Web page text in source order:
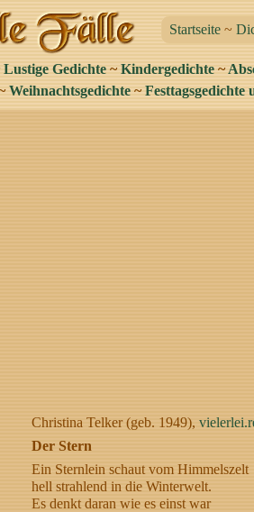
Startseite ~
Lustige Gedichte ~ Kindergedichte ~
Weihnachtsgedichte ~ Festtagsgedichte
Christina Telker (geb. 1949),
Der Stern
Ein Sternlein schaut vom Himmelszelt
hell strahlend in die Winterwelt.
Es denkt daran wie es einst war